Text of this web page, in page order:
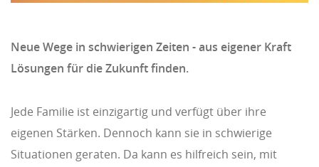
Neue Wege in schwierigen Zeiten - aus eigener Kraft
Lösungen für die Zukunft finden.
Jede Familie ist einzigartig und verfügt über ihre
eigenen Stärken. Dennoch kann sie in schwierige
Situationen geraten. Da kann es hilfreich sein, mit